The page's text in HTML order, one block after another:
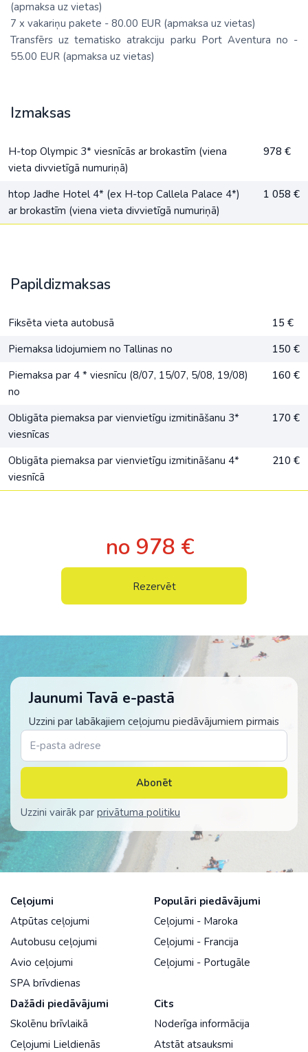
(apmaksa uz vietas)
7 x vakariņu pakete - 80.00 EUR (apmaksa uz vietas)
Transfērs uz tematisko atrakciju parku Port Aventura no -
55.00 EUR (apmaksa uz vietas)
Izmaksas
H-top Olympic 3* viesnīcās ar brokastīm (viena
vieta divvietīgā numuriņā)
978 €
htop Jadhe Hotel 4* (ex H-top Callela Palace 4*)
ar brokastīm (viena vieta divvietīgā numuriņā)
1 058 €
Papildizmaksas
Fiksēta vieta autobusā
15 €
Piemaksa lidojumiem no Tallinas no
150 €
Piemaksa par 4 * viesnīcu (8/07, 15/07, 5/08, 19/08)
no
160 €
Obligāta piemaksa par vienvietīgu izmitināšanu 3*
viesnīcas
170 €
Obligāta piemaksa par vienvietīgu izmitināšanu 4*
viesnīcā
210 €
no 978 €
Rezervēt
Jaunumi Tavā e-pastā
Uzzini par labākajiem ceļojumu piedāvājumiem pirmais
Abonēt
Uzzini vairāk par privātuma politiku
Ceļojumi
Atpūtas ceļojumi
Autobusu ceļojumi
Avio ceļojumi
SPA brīvdienas
Populāri piedāvājumi
Ceļojumi - Maroka
Ceļojumi - Francija
Ceļojumi - Portugāle
Dažādi piedāvājumi
Skolēnu brīvlaikā
Ceļojumi Lieldienās
Cits
Noderīga informācija
Atstāt atsauksmi